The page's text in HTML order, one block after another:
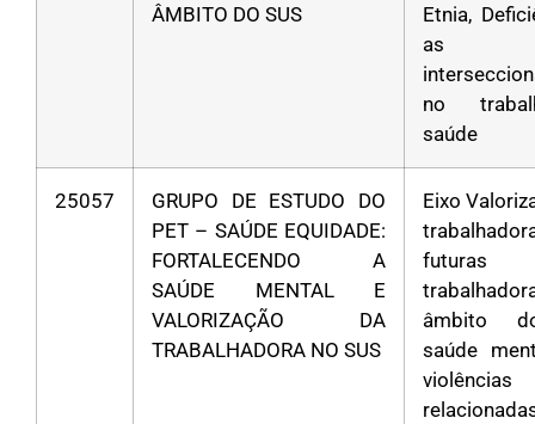
ÂMBITO DO SUS
Etnia,
as
no
saúde
25057
GRUPO DE ESTUDO DO
PET – SAÚDE EQUIDADE:
FORTALECENDO A
SAÚDE MENTAL E
VALORIZAÇÃO DA
TRABALHADORA NO SUS
Eixo
futuras
âmbito
saúde
violências